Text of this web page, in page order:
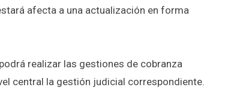
afecta a una actualización en forma
realizar las gestiones de cobranza
central la gestión judicial correspondiente.